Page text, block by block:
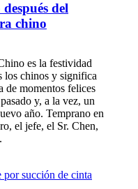
del
chino
es la festividad
los chinos y significa
de momentos felices
y, a la vez, un
año. Temprano en
el jefe, el Sr. Chen,